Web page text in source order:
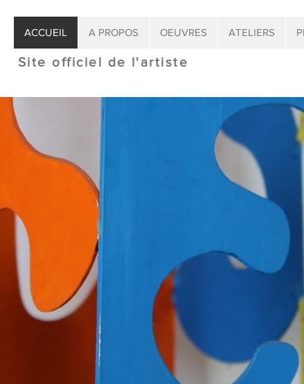
ACCUEIL A PROPOS OEUVRES ATELIERS
Site officiel de l'artiste